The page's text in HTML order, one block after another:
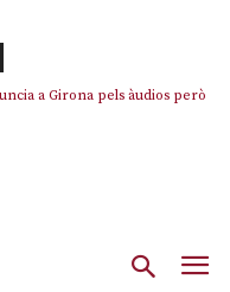
a Girona pels àudios però